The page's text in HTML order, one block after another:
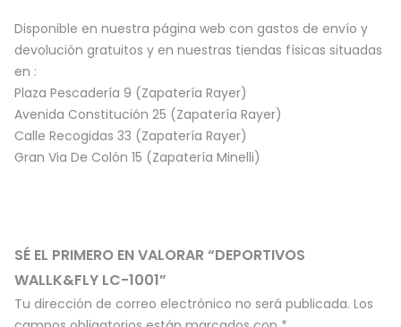
Disponible en nuestra página web con gastos de envío y
devolución gratuitos y en nuestras tiendas físicas situadas
en :
Plaza Pescadería 9 (Zapatería Rayer)
Avenida Constitución 25 (Zapatería Rayer)
Calle Recogidas 33 (Zapatería Rayer)
Gran Via De Colón 15 (Zapatería Minelli)
SÉ EL PRIMERO EN VALORAR “DEPORTIVOS
WALLK&FLY LC-1001”
Tu dirección de correo electrónico no será publicada. Los